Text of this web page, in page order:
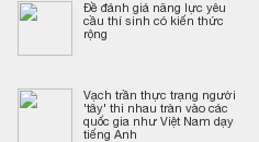
Đề đánh giá năng lực yêu
cầu thí sinh có kiến thức
rộng
Vạch trần thực trạng người
'tây' thi nhau tràn vào các
quốc gia như Việt Nam dạy
tiếng Anh